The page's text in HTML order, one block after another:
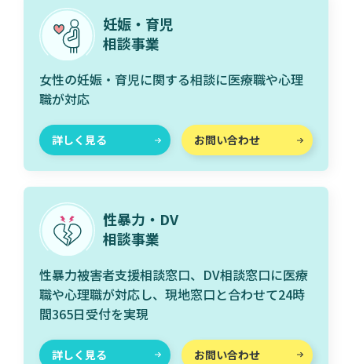
妊娠・育児
相談事業
女性の妊娠・育児に関する相談に医療職や心理
職が対応
詳しく見る お問い合わせ
性暴力・DV
相談事業
性暴力被害者支援相談窓口、DV相談窓口に医療
職や心理職が対応し、現地窓口と合わせて24時
間365日受付を実現
詳しく見る お問い合わせ